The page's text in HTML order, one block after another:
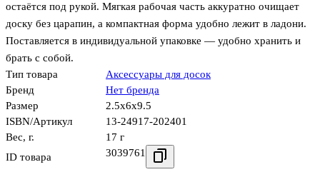
остаётся под рукой. Мягкая рабочая часть аккуратно очищает
доску без царапин, а компактная форма удобно лежит в ладони.
Поставляется в индивидуальной упаковке — удобно хранить и
брать с собой.
Тип товара
Аксессуары для досок
Бренд
Нет бренда
Размер
2.5x6x9.5
ISBN/Артикул
13-24917-202401
Вес, г.
17 г
ID товара
3039761